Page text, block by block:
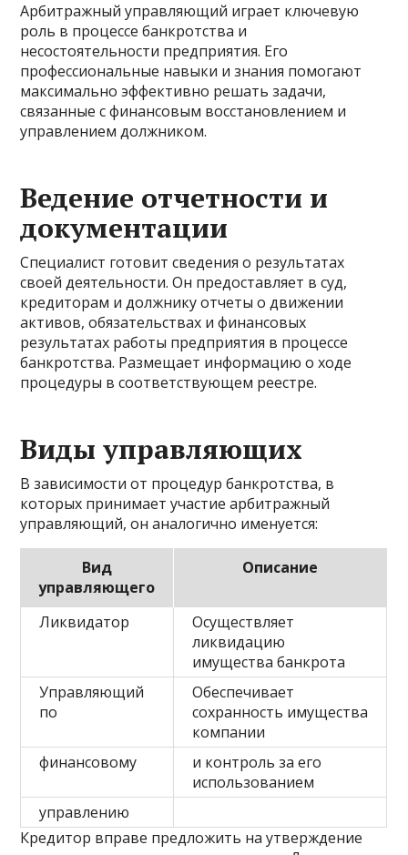
Арбитражный управляющий играет ключевую
роль в процессе банкротства и
несостоятельности предприятия. Его
профессиональные навыки и знания помогают
максимально эффективно решать задачи,
связанные с финансовым восстановлением и
управлением должником.
Ведение отчетности и
документации
Специалист готовит сведения о результатах
своей деятельности. Он предоставляет в суд,
кредиторам и должнику отчеты о движении
активов, обязательствах и финансовых
результатах работы предприятия в процессе
банкротства. Размещает информацию о ходе
процедуры в соответствующем реестре.
Виды управляющих
В зависимости от процедур банкротства, в
которых принимает участие арбитражный
управляющий, он аналогично именуется:
Вид
управляющего
Описание
Ликвидатор
Осуществляет
ликвидацию
имущества банкрота
Управляющий
по
Обеспечивает
сохранность имущества
компании
финансовому
и контроль за его
использованием
управлению
Кредитор вправе предложить на утверждение